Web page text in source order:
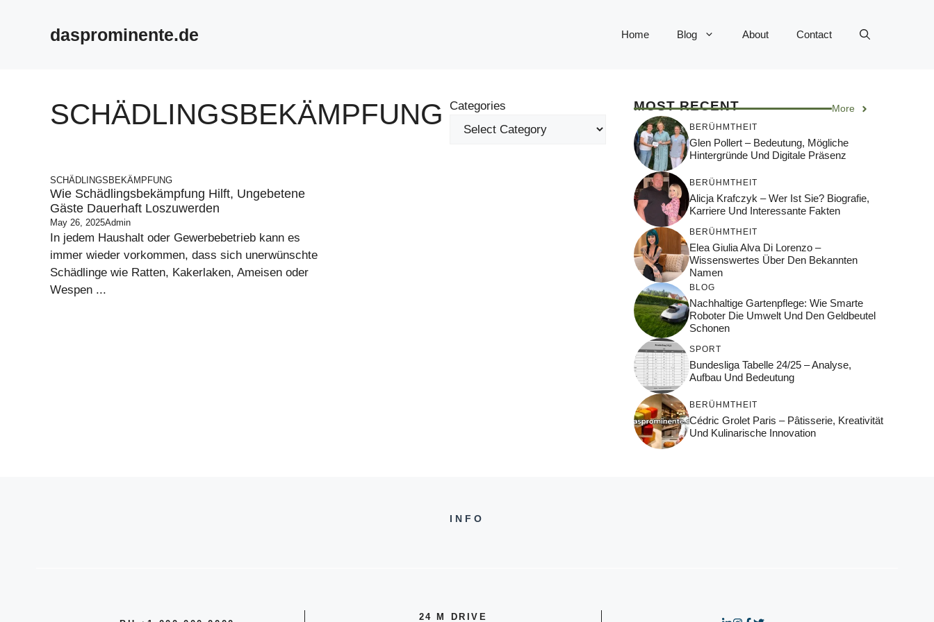
dasprominente.de Home Blog About Contact
SCHÄDLINGSBEKÄMPFUNG Categories
SCHÄDLINGSBEKÄMPFUNG
Wie Schädlingsbekämpfung Hilft, Ungebetene
Gäste Dauerhaft Loszuwerden
May 26, 2025Admin
In jedem Haushalt oder Gewerbebetrieb kann es
immer wieder vorkommen, dass sich unerwünschte
Schädlinge wie Ratten, Kakerlaken, Ameisen oder
Wespen ...
MOST RECENT More
BERÜHMTHEIT
Glen Pollert – Bedeutung, Mögliche
Hintergründe Und Digitale Präsenz
BERÜHMTHEIT
Alicja Krafczyk – Wer Ist Sie? Biografie,
Karriere Und Interessante Fakten
BERÜHMTHEIT
Elea Giulia Alva Di Lorenzo –
Wissenswertes Über Den Bekannten
Namen
BLOG
Nachhaltige Gartenpflege: Wie Smarte
Roboter Die Umwelt Und Den Geldbeutel
Schonen
SPORT
Bundesliga Tabelle 24/25 – Analyse,
Aufbau Und Bedeutung
BERÜHMTHEIT
Cédric Grolet Paris – Pâtisserie, Kreativität
Und Kulinarische Innovation
INFO
24 M DRIVE